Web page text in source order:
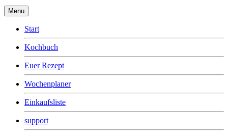
Menu
Start
Kochbuch
Euer Rezept
Wochenplaner
Einkaufsliste
support